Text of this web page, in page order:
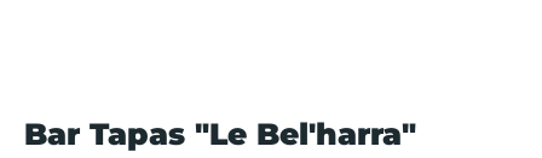
Bar Tapas "Le Bel'harra"